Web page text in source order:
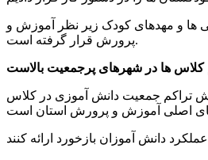
ها و مهدهای کودک زیر نظر آموزش و
پرورش قرار گرفته است.
کلاس ها در شهرهای پرجمعیت بالاست
تراکم جمعیت دانش آموزی در کلاس